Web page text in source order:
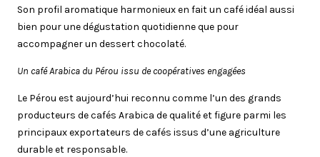
Son profil aromatique harmonieux en fait un café idéal aussi
bien pour une dégustation quotidienne que pour
accompagner un dessert chocolaté.
Un café Arabica du Pérou issu de coopératives engagées
Le Pérou est aujourd’hui reconnu comme l’un des grands
producteurs de cafés Arabica de qualité et figure parmi les
principaux exportateurs de cafés issus d’une agriculture
durable et responsable.